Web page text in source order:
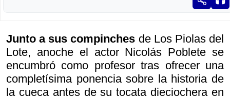
Junto a sus compinches de Los Piolas del
Lote, anoche el actor Nicolás Poblete se
encumbró como profesor tras ofrecer una
completísima ponencia sobre la historia de
la cueca antes de su tocata dieciochera en